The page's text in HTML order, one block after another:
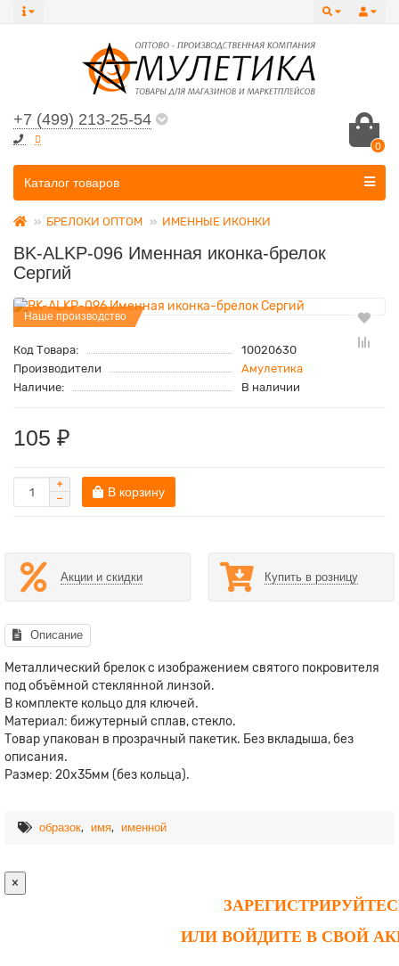
+7 (499) 213-25-54
0
Все категории
Каталог товаров
БРЕЛОКИ ОПТОМ ИМЕННЫЕ ИКОНКИ
BK-ALKP-096 Именная иконка-брелок
Сергий
Наше производство
Код Товара:
10020630
Производители
Амулетика
Наличие:
В наличии
105 ₽
В корзину
Акции и скидки Купить в розницу
Описание
Металлический брелок с изображением святого покровителя
под объёмной стеклянной линзой.
В комплекте кольцо для ключей.
Материал: бижутерный сплав, стекло.
Товар упакован в прозрачный пакетик. Без вкладыша, без
описания.
Размер: 20х35мм (без кольца).
образок, имя, именной
×
ИЛИ ВОЙДИТЕ В СВОЙ